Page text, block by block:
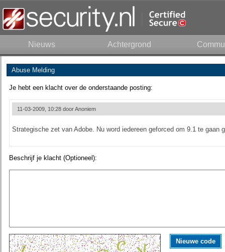
Nieuws Achtergrond
Abuse Melding
Je hebt een klacht over de onderstaande posting:
11-03-2009, 10:28 doorAnoniem
Strategische zet van Adobe. Nu word iedereen geforced om 9.1 te gaan
Beschrijf je klacht (Optioneel):
Nieuwe code